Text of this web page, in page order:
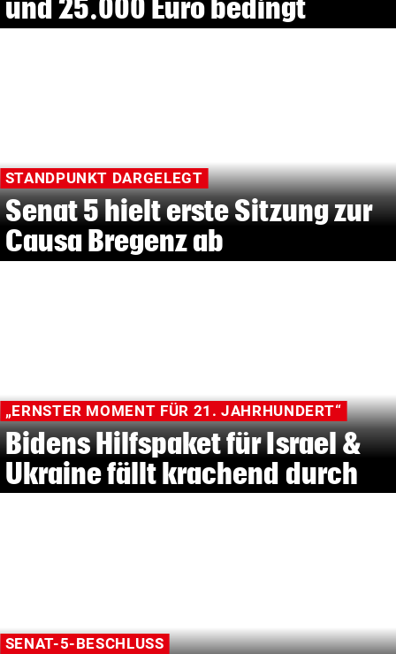
und 25.000 Euro bedingt
STANDPUNKT DARGELEGT
Senat 5 hielt erste Sitzung zur
Causa Bregenz ab
„ERNSTER MOMENT FÜR 21. JAHRHUNDERT“
Bidens Hilfspaket für Israel &
Ukraine fällt krachend durch
SENAT-5-BESCHLUSS